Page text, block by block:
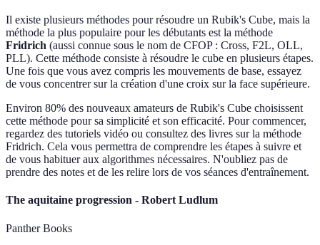
Il existe plusieurs méthodes pour résoudre un Rubik's Cube, mais la
méthode la plus populaire pour les débutants est la méthode
Fridrich (aussi connue sous le nom de CFOP : Cross, F2L, OLL,
PLL). Cette méthode consiste à résoudre le cube en plusieurs étapes.
Une fois que vous avez compris les mouvements de base, essayez
de vous concentrer sur la création d'une croix sur la face supérieure.
Environ 80% des nouveaux amateurs de Rubik's Cube choisissent
cette méthode pour sa simplicité et son efficacité. Pour commencer,
regardez des tutoriels vidéo ou consultez des livres sur la méthode
Fridrich. Cela vous permettra de comprendre les étapes à suivre et
de vous habituer aux algorithmes nécessaires. N'oubliez pas de
prendre des notes et de les relire lors de vos séances d'entraînement.
The aquitaine progression - Robert Ludlum
Panther Books